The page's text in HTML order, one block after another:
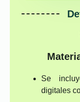
Se
digitales